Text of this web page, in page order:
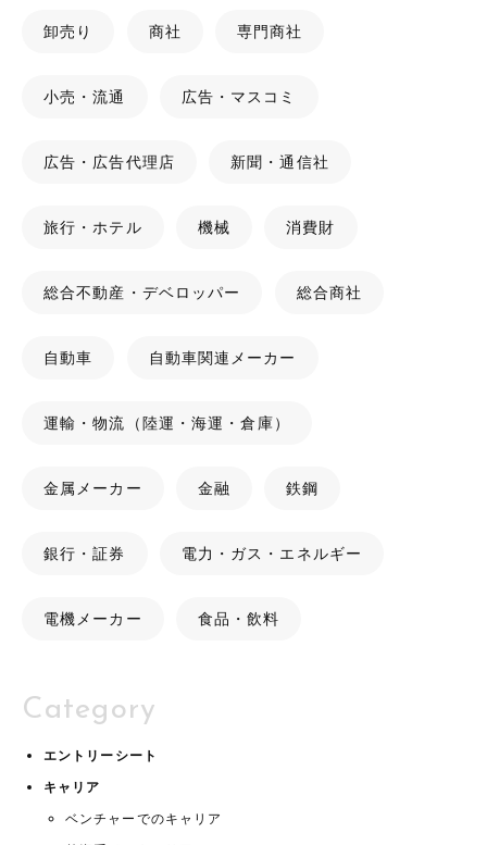
卸売り 商社 専門商社
小売・流通 広告・マスコミ
広告・広告代理店 新聞・通信社
旅行・ホテル 機械 消費財
総合不動産・デベロッパー 総合商社
自動車 自動車関連メーカー
運輸・物流（陸運・海運・倉庫）
金属メーカー 金融 鉄鋼
銀行・証券 電力・ガス・エネルギー
電機メーカー 食品・飲料
Category
エントリーシート
キャリア
ベンチャーでのキャリア